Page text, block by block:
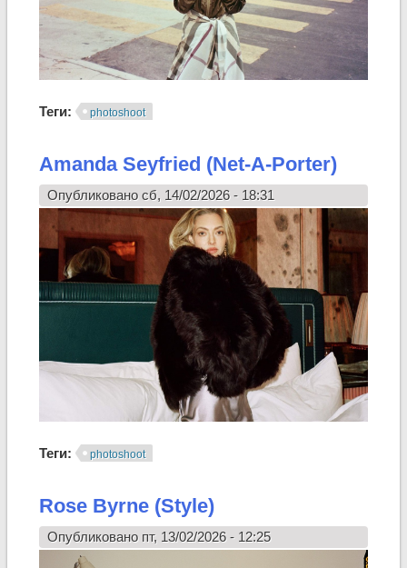
Теги: photoshoot
Amanda Seyfried (Net-A-Porter)
Опубликовано сб, 14/02/2026 - 18:31
Теги: photoshoot
Rose Byrne (Style)
Опубликовано пт, 13/02/2026 - 12:25